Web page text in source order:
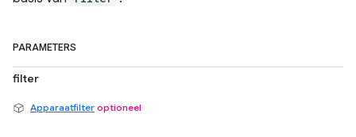
PARAMETERS
filter
Apparaatfilter optioneel